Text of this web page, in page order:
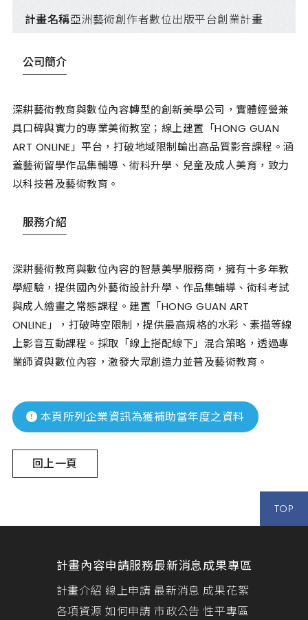
計畫名稱亞洲藝術創作者數位出版平台創業計畫
公司簡介
深耕藝術教育與數位內容轉型的創新美學公司，實體經營兼
具口碑與實力的專業美術教室；線上建置「HONG GUAN
ART ONLINE」平台，打破地域限制輸出高品質影音課程。涵
蓋藝術留學作品集輔導、術科升學、兒童及成人美育，致力
以科技普及藝術教育。
服務介紹
深耕藝術教育與數位內容的智慧美學服務商，擁有十多年教
學經驗，提供國內外藝術設計升學、作品集輔導、術科考試
與成人繪畫之常態課程。建置「HONG GUAN ART
ONLINE」，打破時空限制，提供最高規格的水彩、素描等線
上影音互動課程。採取「線上搭配線下」混合策略，透過專
業師資與數位內容，激發大眾創造力並普及藝術教育。
本頁所列企業資訊為獲補助當年度之資料
回上一頁
TOP
計畫內容
計畫介紹
各項資源
申請服務
線上申請
如何申請
最新消息
最新消息
市政公告
成果專區
成果花絮
性平專區